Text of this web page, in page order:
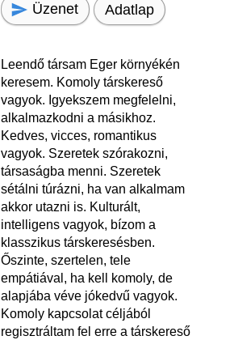
Üzenet Adatlap
Leendő társam Eger környékén
keresem. Komoly társkereső
vagyok. Igyekszem megfelelni,
alkalmazkodni a másikhoz.
Kedves, vicces, romantikus
vagyok. Szeretek szórakozni,
társaságba menni. Szeretek
sétálni túrázni, ha van alkalmam
akkor utazni is. Kulturált,
intelligens vagyok, bízom a
klasszikus társkeresésben.
Őszinte, szertelen, tele
empátiával, ha kell komoly, de
alapjába véve jókedvű vagyok.
Komoly kapcsolat céljából
regisztráltam fel erre a társkereső